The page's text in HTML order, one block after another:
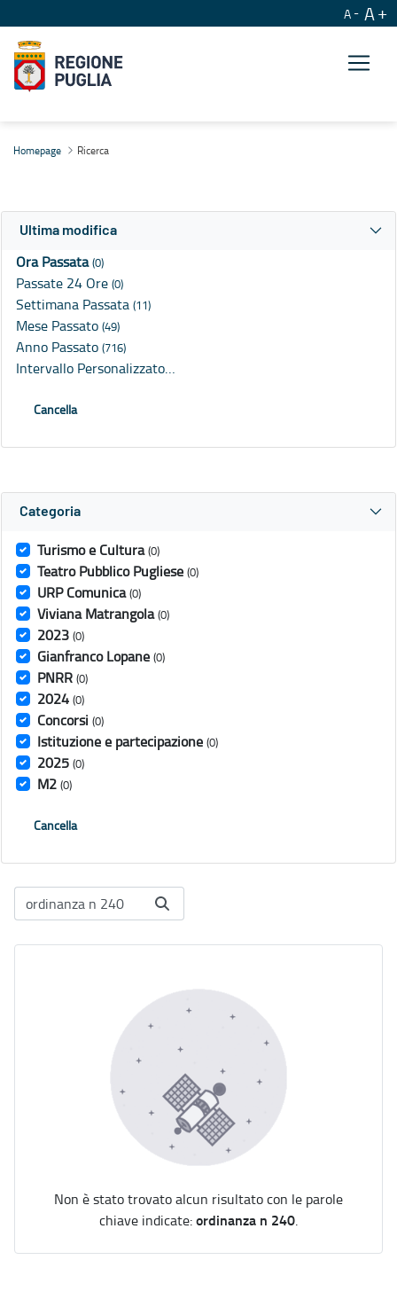
A A
Homepage Ricerca
Ultima modifica
Ora Passata(0)
Passate 24 Ore (0)
Settimana Passata (11)
Mese Passato (49)
Anno Passato (716)
Intervallo Personalizzato…
Cancella
Categoria
Turismo e Cultura (0)
Teatro Pubblico Pugliese (0)
URP Comunica (0)
Viviana Matrangola (0)
2023 (0)
Gianfranco Lopane (0)
PNRR (0)
2024 (0)
Concorsi (0)
Istituzione e partecipazione (0)
2025 (0)
M2 (0)
Cancella
Non è stato trovato alcun risultato con le parole
chiave indicate:ordinanza n 240.